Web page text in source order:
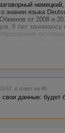
знании языка
от 2008 и
6 лет
по
в ответ на #5
данные: будет